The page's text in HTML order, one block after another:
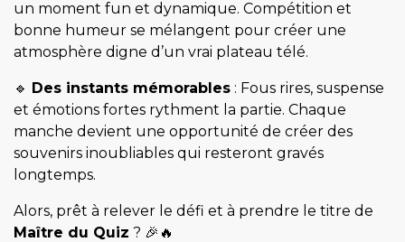
un moment fun et dynamique. Compétition et
bonne humeur se mélangent pour créer une
atmosphère digne d’un vrai plateau télé.
🔹 Des instants mémorables : Fous rires, suspense
et émotions fortes rythment la partie. Chaque
manche devient une opportunité de créer des
souvenirs inoubliables qui resteront gravés
longtemps.
Alors, prêt à relever le défi et à prendre le titre de
Maître du Quiz ? 🎉🔥